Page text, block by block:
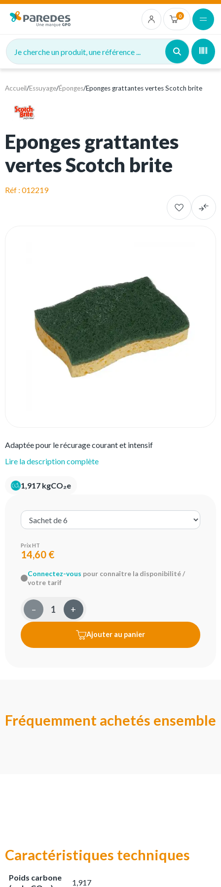
0
Je cherche un produit, une référence ...
Accueil/Essuyage/Éponges/Eponges grattantes vertes Scotch brite
Eponges grattantes
vertes Scotch brite
Réf : 012219
Adaptée pour le récurage courant et intensif
Lire la description complète
1,917 kgCO₂e
Prix HT
14,60 €
Connectez-vous pour connaître la disponibilité /
votre tarif
– +
Ajouter au panier
Fréquemment achetés ensemble
Caractéristiques techniques
Poids carbone
1,917